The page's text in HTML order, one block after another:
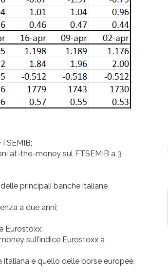
at-the-money sul FTSEMIB a 3
principali banche italiane
a due anni;
Eurostoxx;
sull’indice Eurostoxx a
e quello delle borse europee,